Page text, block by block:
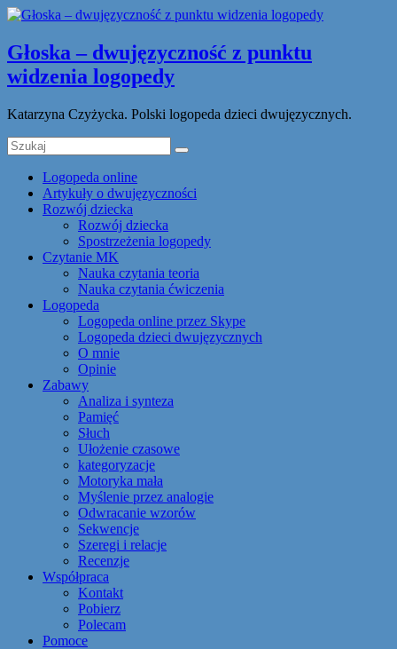
Głoska – dwujęzyczność z punktu
widzenia logopedy
Katarzyna Czyżycka. Polski logopeda dzieci dwujęzycznych.
Logopeda online
Artykuły o dwujęzyczności
Rozwój dziecka
Rozwój dziecka
Spostrzeżenia logopedy
Czytanie MK
Nauka czytania teoria
Nauka czytania ćwiczenia
Logopeda
Logopeda online przez Skype
Logopeda dzieci dwujęzycznych
O mnie
Opinie
Zabawy
Analiza i synteza
Pamięć
Słuch
Ułożenie czasowe
kategoryzacje
Motoryka mała
Myślenie przez analogie
Odwracanie wzorów
Sekwencje
Szeregi i relacje
Recenzje
Współpraca
Kontakt
Pobierz
Polecam
Pomoce